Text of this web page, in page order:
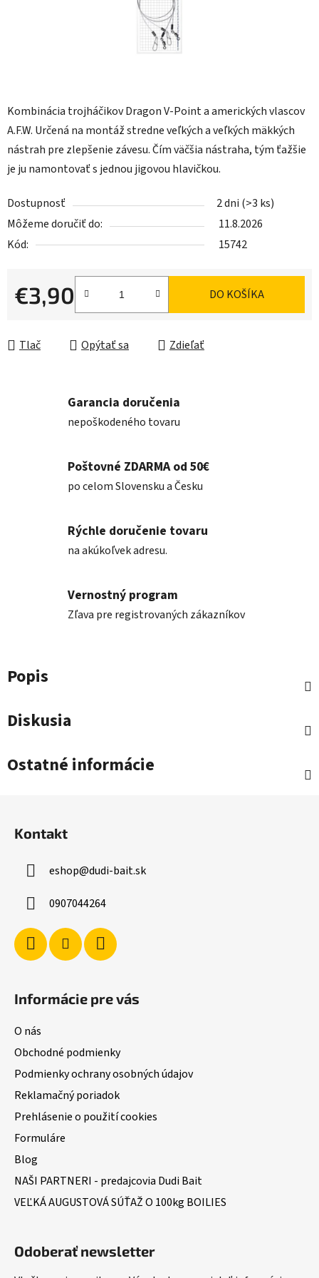
Kombinácia trojháčikov Dragon V-Point a amerických vlascov
A.F.W. Určená na montáž stredne veľkých a veľkých mäkkých
nástrah pre zlepšenie závesu. Čím väčšia nástraha, tým ťažšie
je ju namontovať s jednou jigovou hlavičkou.
Dostupnosť 2 dni (>3 ks)
Môžeme doručiť do:
11.8.2026
Kód:
15742
€3,90
Jednotková cena:
DO KOŠÍKA
Tlač Opýtať sa Zdieľať
Garancia doručenia
nepoškodeného tovaru
Poštovné ZDARMA od 50€
po celom Slovensku a Česku
Rýchle doručenie tovaru
na akúkoľvek adresu.
Vernostný program
Zľava pre registrovaných zákazníkov
Popis
Diskusia
Ostatné informácie
Kontakt
eshop@dudi-bait.sk
0907044264
Informácie pre vás
O nás
Obchodné podmienky
Podmienky ochrany osobných údajov
Reklamačný poriadok
Prehlásenie o použití cookies
Formuláre
Blog
NAŠI PARTNERI - predajcovia Dudi Bait
VEĽKÁ AUGUSTOVÁ SÚŤAŽ O 100kg BOILIES
Odoberať newsletter